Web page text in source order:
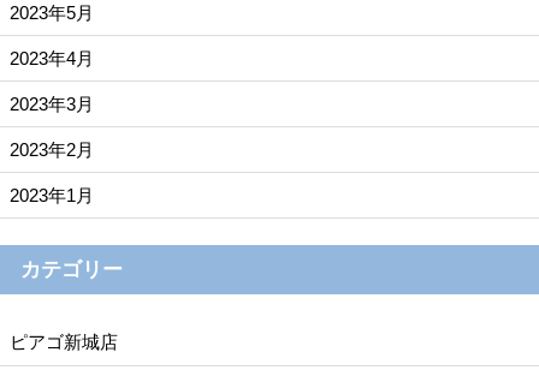
2023年5月
2023年4月
2023年3月
2023年2月
2023年1月
カテゴリー
ピアゴ新城店